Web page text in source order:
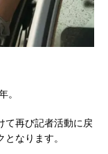
て再び記者活動に戻
なります。